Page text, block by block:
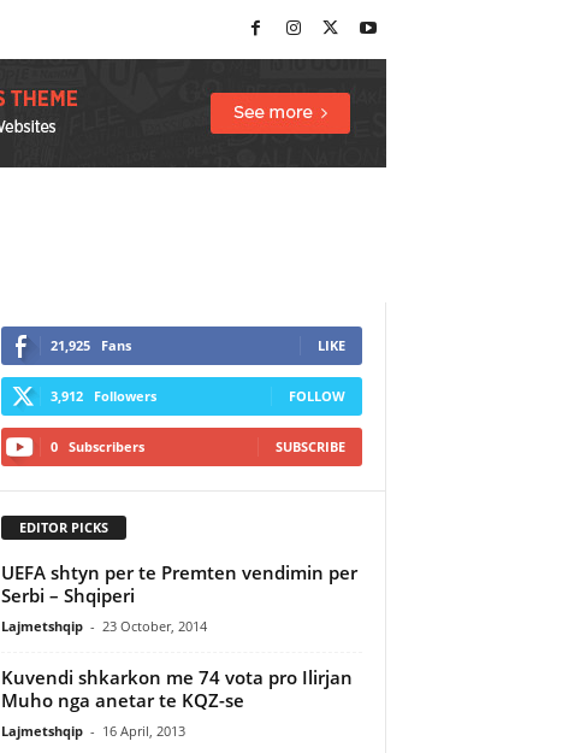
21,925 Fans LIKE
3,912 Followers FOLLOW
0 Subscribers SUBSCRIBE
EDITOR PICKS
UEFA shtyn per te Premten vendimin per
Serbi – Shqiperi
Lajmetshqip - 23 October, 2014
Kuvendi shkarkon me 74 vota pro Ilirjan
Muho nga anetar te KQZ-se
Lajmetshqip - 16 April, 2013